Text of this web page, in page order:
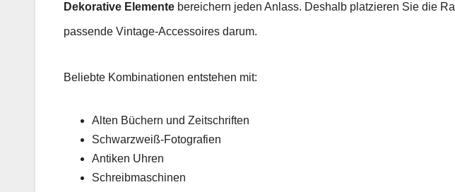
Dekorative Elemente bereichern jeden Anlass. Deshalb platzieren Sie die
passende Vintage-Accessoires darum.
Beliebte Kombinationen entstehen mit:
Alten Büchern und Zeitschriften
Schwarzweiß-Fotografien
Antiken Uhren
Schreibmaschinen